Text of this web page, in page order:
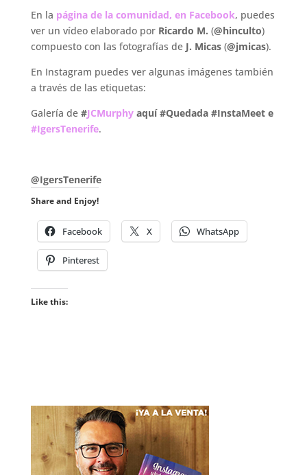
En la página de la comunidad, en Facebook, puedes
ver un vídeo elaborado por Ricardo M. (@hinculto)
compuesto con las fotografías de J. Micas (@jmicas).
En Instagram puedes ver algunas imágenes también
a través de las etiquetas:
Galería de #JCMurphyaquí#Quedada #InstaMeet e
#IgersTenerife.
@IgersTenerife
Share and Enjoy!
Facebook X WhatsApp
Pinterest
Like this: